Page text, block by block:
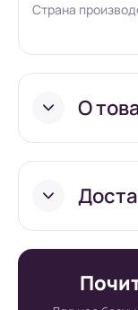
Страна
О